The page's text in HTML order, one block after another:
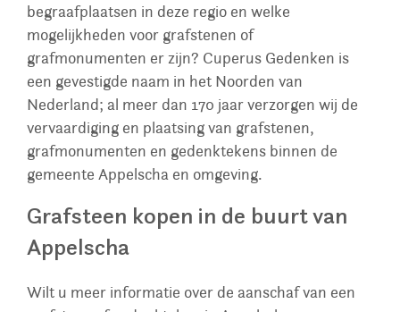
begraafplaatsen in deze regio en welke
mogelijkheden voor grafstenen of
grafmonumenten er zijn? Cuperus Gedenken is
een gevestigde naam in het Noorden van
Nederland; al meer dan 170 jaar verzorgen wij de
vervaardiging en plaatsing van grafstenen,
grafmonumenten en gedenktekens binnen de
gemeente Appelscha en omgeving.
Grafsteen kopen in de buurt van
Appelscha
Wilt u meer informatie over de aanschaf van een